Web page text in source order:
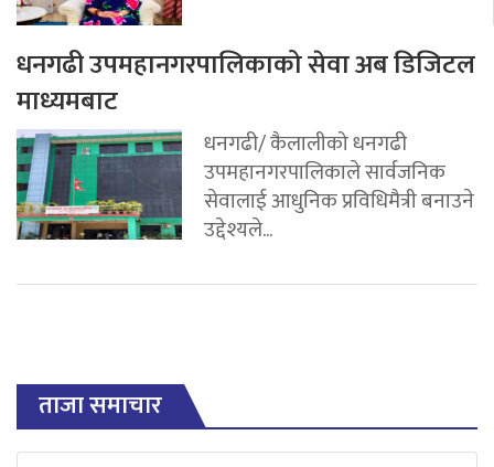
धनगढी उपमहानगरपालिकाको सेवा अब डिजिटल
माध्यमबाट
धनगढी/ कैलालीको धनगढी
उपमहानगरपालिकाले सार्वजनिक
सेवालाई आधुनिक प्रविधिमैत्री बनाउने
उद्देश्यले...
ताजा समाचार